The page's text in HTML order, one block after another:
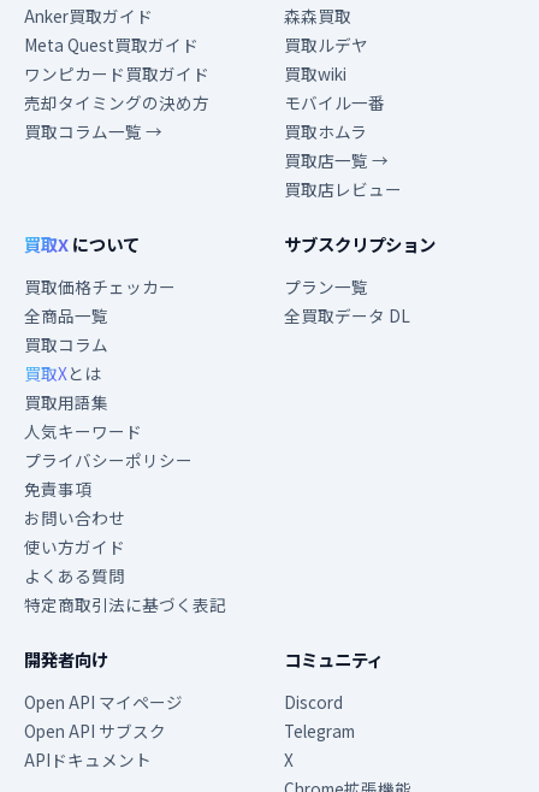
Anker買取ガイド
Meta Quest買取ガイド
ワンピカード買取ガイド
売却タイミングの決め方
買取コラム一覧 →
森森買取
買取ルデヤ
買取wiki
モバイル一番
買取ホムラ
買取店一覧 →
買取店レビュー
買取Xについて
買取価格チェッカー
全商品一覧
買取コラム
買取Xとは
買取用語集
人気キーワード
プライバシーポリシー
免責事項
お問い合わせ
使い方ガイド
よくある質問
特定商取引法に基づく表記
サブスクリプション
プラン一覧
全買取データ DL
開発者向け
Open API マイページ
Open API サブスク
APIドキュメント
コミュニティ
Discord
Telegram
X